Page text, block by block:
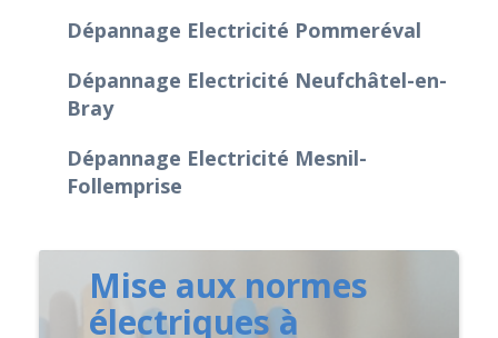
Dépannage Electricité Pommeréval
Dépannage Electricité Neufchâtel-en-
Bray
Dépannage Electricité Mesnil-
Follemprise
Mise aux normes
électriques à